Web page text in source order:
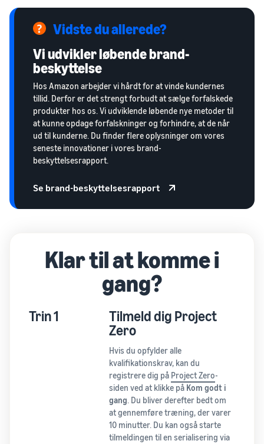
Vidste du allerede?
Vi udvikler løbende brand-
beskyttelse
Hos Amazon arbejder vi hårdt for at vinde kundernes
tillid. Derfor er det strengt forbudt at sælge forfalskede
produkter hos os. Vi udviklende løbende nye metoder til
at kunne opdage forfalskninger og forhindre, at de når
ud til kunderne. Du finder flere oplysninger om vores
seneste innovationer i vores brand-
beskyttelsesrapport.
Se brand-beskyttelsesrapport
Klar til at komme i
gang?
Trin 1
Tilmeld dig Project
Zero
Hvis du opfylder alle
kvalifikationskrav, kan du
registrere dig på Project Zero-
siden ved at klikke på Kom godt i
gang. Du bliver derefter bedt om
at gennemføre træning, der varer
10 minutter. Du kan også starte
tilmeldingen til en serialisering via